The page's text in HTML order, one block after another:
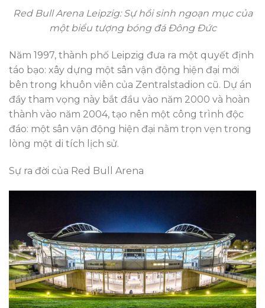
Red Bull Arena Leipzig: Sự hồi sinh ngoạn mục của
một biểu tượng bóng đá Đông Đức
Năm 1997, thành phố Leipzig đưa ra một quyết định
táo bạo: xây dựng một sân vận động hiện đại mới
bên trong khuôn viên của Zentralstadion cũ. Dự án
đầy tham vọng này bắt đầu vào năm 2000 và hoàn
thành vào năm 2004, tạo nên một công trình độc
đáo: một sân vận động hiện đại nằm trọn vẹn trong
lòng một di tích lịch sử.
Sự ra đời của Red Bull Arena